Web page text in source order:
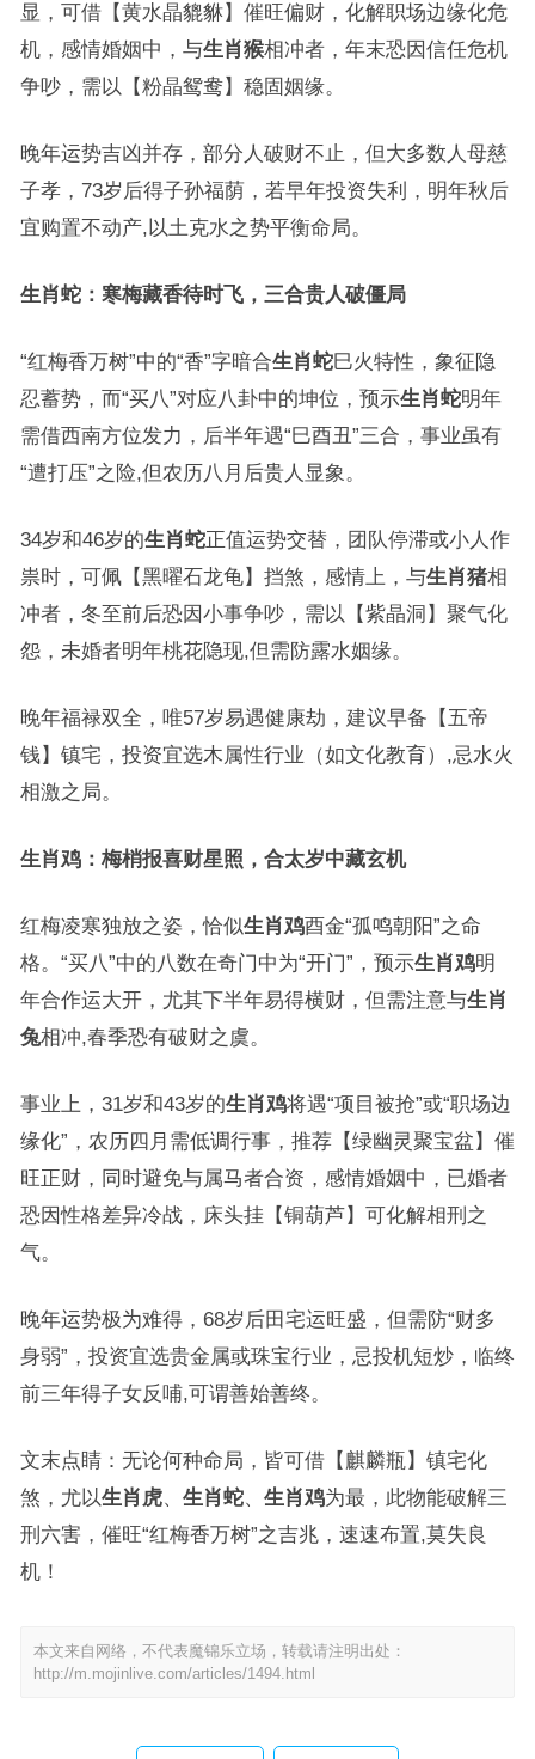
显，可借【黄水晶貔貅】催旺偏财，化解职场边缘化危
机，感情婚姻中，与生肖猴相冲者，年末恐因信任危机
争吵，需以【粉晶鸳鸯】稳固姻缘。
晚年运势吉凶并存，部分人破财不止，但大多数人母慈
子孝，73岁后得子孙福荫，若早年投资失利，明年秋后
宜购置不动产,以土克水之势平衡命局。
生肖蛇：寒梅藏香待时飞，三合贵人破僵局
“红梅香万树”中的“香”字暗合生肖蛇巳火特性，象征隐
忍蓄势，而“买八”对应八卦中的坤位，预示生肖蛇明年
需借西南方位发力，后半年遇“巳酉丑”三合，事业虽有
“遭打压”之险,但农历八月后贵人显象。
34岁和46岁的生肖蛇正值运势交替，团队停滞或小人作
祟时，可佩【黑曜石龙龟】挡煞，感情上，与生肖猪相
冲者，冬至前后恐因小事争吵，需以【紫晶洞】聚气化
怨，未婚者明年桃花隐现,但需防露水姻缘。
晚年福禄双全，唯57岁易遇健康劫，建议早备【五帝
钱】镇宅，投资宜选木属性行业（如文化教育）,忌水火
相激之局。
生肖鸡：梅梢报喜财星照，合太岁中藏玄机
红梅凌寒独放之姿，恰似生肖鸡酉金“孤鸣朝阳”之命
格。“买八”中的八数在奇门中为“开门”，预示生肖鸡明
年合作运大开，尤其下半年易得横财，但需注意与生肖
兔相冲,春季恐有破财之虞。
事业上，31岁和43岁的生肖鸡将遇“项目被抢”或“职场边
缘化”，农历四月需低调行事，推荐【绿幽灵聚宝盆】催
旺正财，同时避免与属马者合资，感情婚姻中，已婚者
恐因性格差异冷战，床头挂【铜葫芦】可化解相刑之
气。
晚年运势极为难得，68岁后田宅运旺盛，但需防“财多
身弱”，投资宜选贵金属或珠宝行业，忌投机短炒，临终
前三年得子女反哺,可谓善始善终。
文末点睛：无论何种命局，皆可借【麒麟瓶】镇宅化
煞，尤以生肖虎、 生肖蛇、 生肖鸡为最，此物能破解三
刑六害，催旺“红梅香万树”之吉兆，速速布置,莫失良
机！
本文来自网络，不代表魔锦乐立场，转载请注明出处：
http://m.mojinlive.com/articles/1494.html